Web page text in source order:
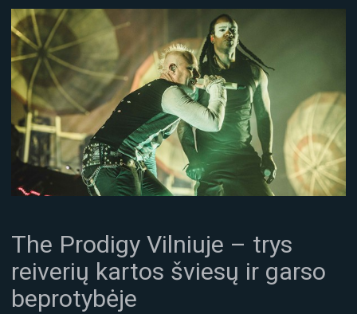
The Prodigy Vilniuje – trys
reiverių kartos šviesų ir garso
beprotybėje